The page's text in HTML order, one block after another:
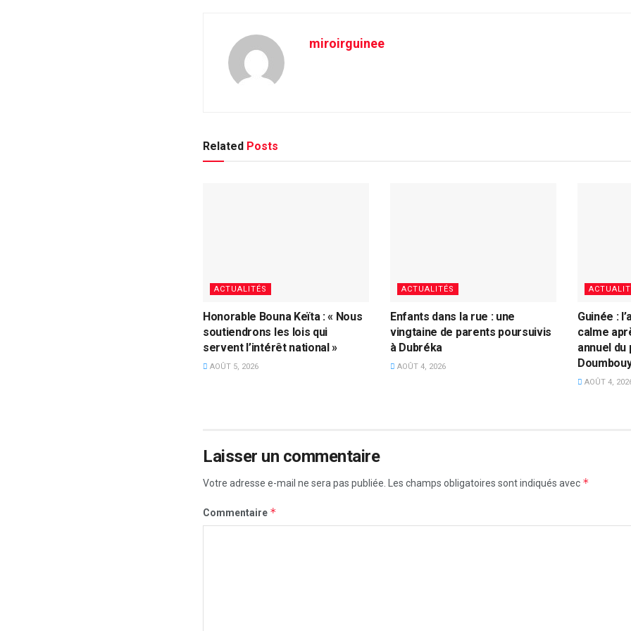
miroirguinee
Related Posts
ACTUALITÉS
Honorable Bouna Keïta : « Nous
soutiendrons les lois qui
servent l’intérêt national »
AOÛT 5, 2026
ACTUALITÉS
Enfants dans la rue : une
vingtaine de parents poursuivis
à Dubréka
AOÛT 4, 2026
Guinée :
calme
annuel
AOÛT 4,
Laisser un commentaire
Votre adresse e-mail ne sera pas publiée. Les champs obligatoires sont indiqués avec *
Commentaire *